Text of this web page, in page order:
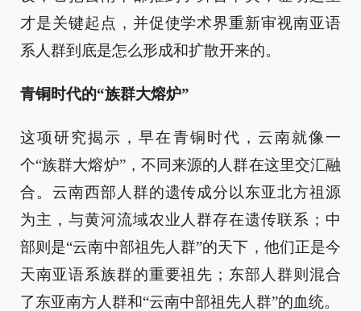
才是关键起点，并促使学术界重新审视南亚语
系人群到底是怎么形成和扩散开来的。
青铜时代的“族群大熔炉”
这项研究揭示，早在青铜时代，云南就像一
个“族群大熔炉”，不同来源的人群在这里交汇融
合。云南西部人群的遗传成分以东亚北方祖源
为主，与黄河流域农业人群存在遗传联系；中
部则是“云南中部祖先人群”的天下，他们正是今
天南亚语系族群的重要祖先；东部人群则混合
了东亚南方人群和“云南中部祖先人群”的血统。